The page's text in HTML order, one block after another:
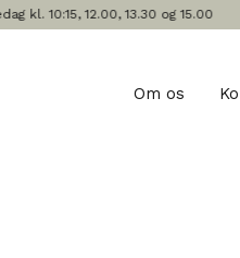
12.00, 13.30 og 15.00
Om os